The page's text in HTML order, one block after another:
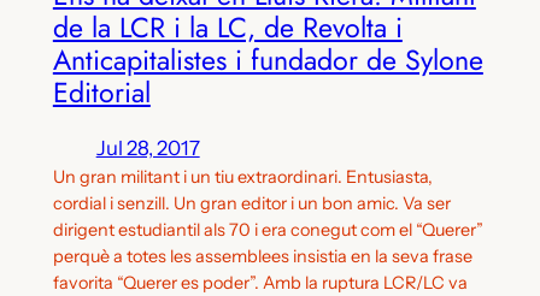
de la LCR i la LC, de Revolta i
Anticapitalistes i fundador de Sylone
Editorial
Jul 28, 2017
Un gran militant i un tiu extraordinari. Entusiasta,
cordial i senzill. Un gran editor i un bon amic. Va ser
dirigent estudiantil als 70 i era conegut com el “Querer”
perquè a totes les assemblees insistia en la seva frase
favorita “Querer es poder”. Amb la ruptura LCR/LC va